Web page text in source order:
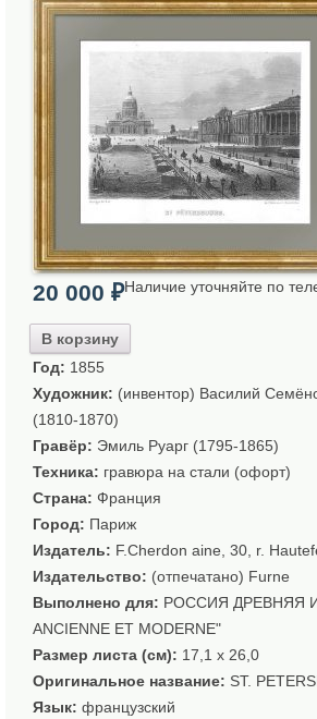
20 000 ₽
В корзину
Наличие уточняйте по
Год: 1855
Художник: (инвентор) Василий
(1810-1870)
Гравёр: Эмиль Руарг (1795-1865)
Техника: гравюра на стали (офорт)
Страна: Франция
Город: Париж
Издатель: F.Cherdon aine, 30, r.
Издательство: (отпечатано) Furne
Выполнено для: РОССИЯ ДРЕВНЯЯ И
ANCIENNE ET MODERNE"
Размер листа (см): 17,1 x 26,0
Оригинальное название: ST.
Язык: французский